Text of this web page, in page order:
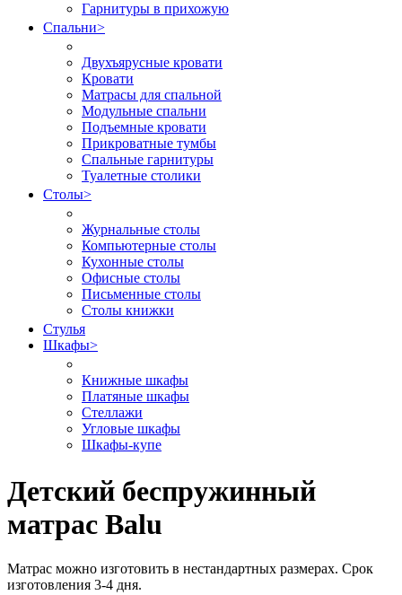
Гарнитуры в прихожую
Спальни>
Двухъярусные кровати
Кровати
Матрасы для спальной
Модульные спальни
Подъемные кровати
Прикроватные тумбы
Спальные гарнитуры
Туалетные столики
Столы>
Журнальные столы
Компьютерные столы
Кухонные столы
Офисные столы
Письменные столы
Столы книжки
Стулья
Шкафы>
Книжные шкафы
Платяные шкафы
Стеллажи
Угловые шкафы
Шкафы-купе
Детский беспружинный
матрас Balu
Матрас можно изготовить в нестандартных размерах. Срок
изготовления 3-4 дня.